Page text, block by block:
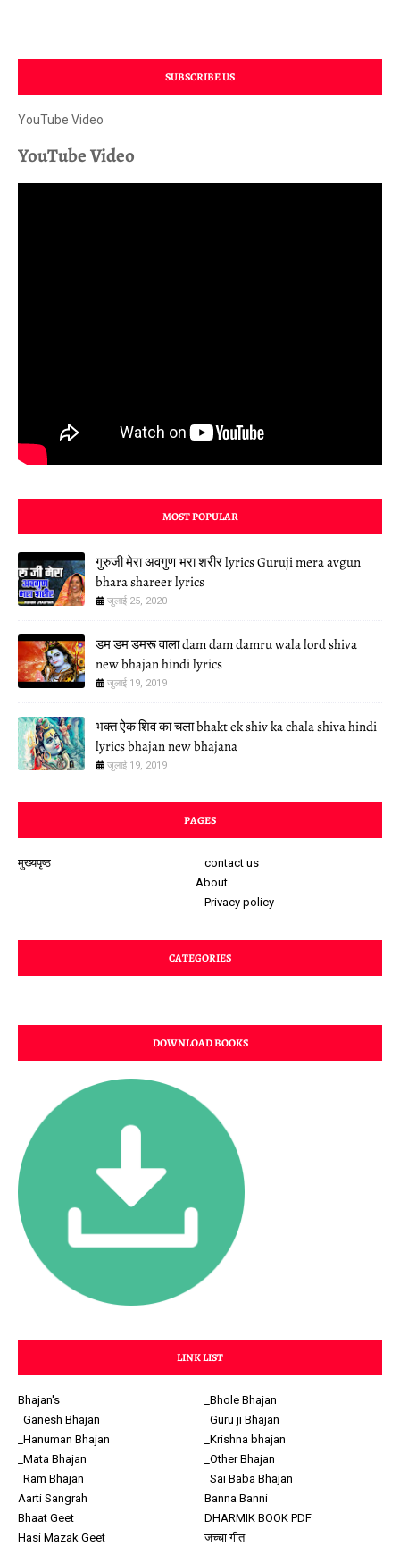
SUBSCRIBE US
YouTube Video
YouTube Video
MOST POPULAR
गुरुजी मेरा अवगुण भरा शरीर lyrics Guruji mera avgun
bhara shareer lyrics
जुलाई 25, 2020
डम डम डमरू वाला dam dam damru wala lord shiva
new bhajan hindi lyrics
जुलाई 19, 2019
भक्त ऐक शिव का चला bhakt ek shiv ka chala shiva hindi
lyrics bhajan new bhajana
जुलाई 19, 2019
PAGES
मुख्यपृष्ठ
contact us
About
Privacy policy
CATEGORIES
DOWNLOAD BOOKS
LINK LIST
Bhajan's
_Bhole Bhajan
_Ganesh Bhajan
_Guru ji Bhajan
_Hanuman Bhajan
_Krishna bhajan
_Mata Bhajan
_Other Bhajan
_Ram Bhajan
_Sai Baba Bhajan
Aarti Sangrah
Banna Banni
Bhaat Geet
DHARMIK BOOK PDF
Hasi Mazak Geet
जच्चा गीत